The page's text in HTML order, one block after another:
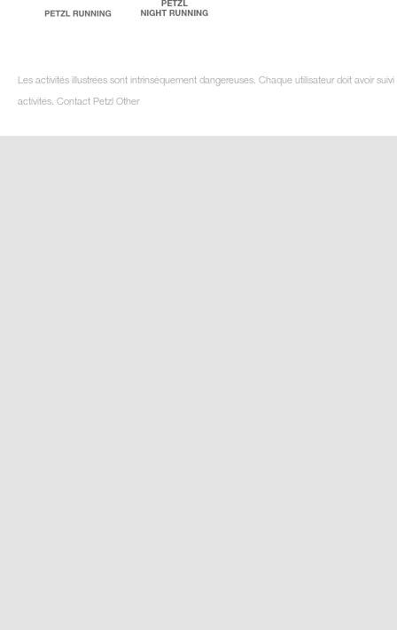
Les activités illustrées sont intrinsèquement dangereuses. Chaque utilisateur doit avoir
activités. Contact Petzl Other